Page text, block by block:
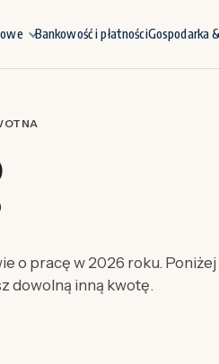
Bankowość i płatnościGospodarka
o pracę w 2026 roku.
dowolną inną kwotę.